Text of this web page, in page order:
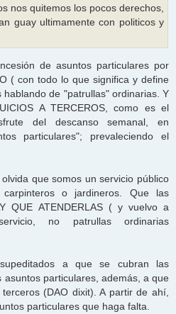
nos quitemos los pocos derechos,
guay ultimamente con politicos y
de asuntos particulares por
( con todo lo que significa y define
de "patrullas" ordinarias. Y
A TERCEROS, como es el
del descanso semanal, en
particulares"; prevaleciendo el
que somos un servicio público
o jardineros. Que las
QUE ATENDERLAS ( y vuelvo a
no patrullas ordinarias
a que se cubran las
asuntos particulares, además, a que
(DAO dixit). A partir de ahí,
particulares que haga falta.